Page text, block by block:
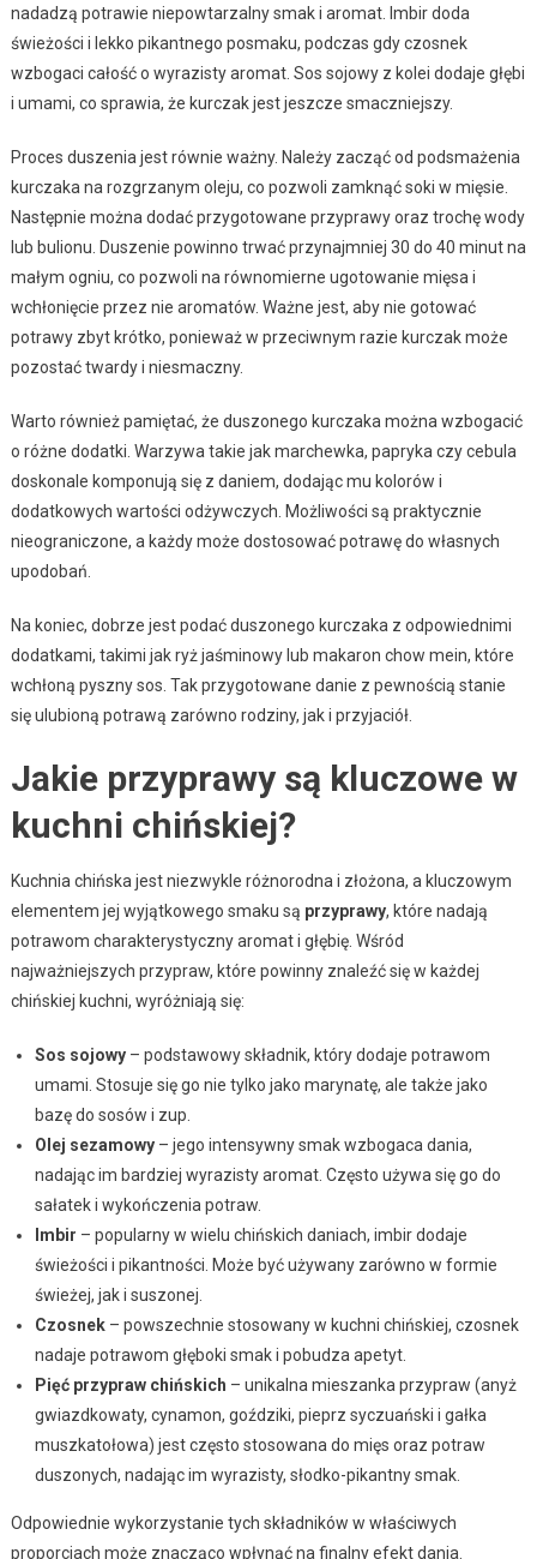
nadadzą potrawie niepowtarzalny smak i aromat. Imbir doda
świeżości i lekko pikantnego posmaku, podczas gdy czosnek
wzbogaci całość o wyrazisty aromat. Sos sojowy z kolei dodaje głębi
i umami, co sprawia, że kurczak jest jeszcze smaczniejszy.
Proces duszenia jest równie ważny. Należy zacząć od podsmażenia
kurczaka na rozgrzanym oleju, co pozwoli zamknąć soki w mięsie.
Następnie można dodać przygotowane przyprawy oraz trochę wody
lub bulionu. Duszenie powinno trwać przynajmniej 30 do 40 minut na
małym ogniu, co pozwoli na równomierne ugotowanie mięsa i
wchłonięcie przez nie aromatów. Ważne jest, aby nie gotować
potrawy zbyt krótko, ponieważ w przeciwnym razie kurczak może
pozostać twardy i niesmaczny.
Warto również pamiętać, że duszonego kurczaka można wzbogacić
o różne dodatki. Warzywa takie jak marchewka, papryka czy cebula
doskonale komponują się z daniem, dodając mu kolorów i
dodatkowych wartości odżywczych. Możliwości są praktycznie
nieograniczone, a każdy może dostosować potrawę do własnych
upodobań.
Na koniec, dobrze jest podać duszonego kurczaka z odpowiednimi
dodatkami, takimi jak ryż jaśminowy lub makaron chow mein, które
wchłoną pyszny sos. Tak przygotowane danie z pewnością stanie
się ulubioną potrawą zarówno rodziny, jak i przyjaciół.
Jakie przyprawy są kluczowe w
kuchni chińskiej?
Kuchnia chińska jest niezwykle różnorodna i złożona, a kluczowym
elementem jej wyjątkowego smaku są przyprawy, które nadają
potrawom charakterystyczny aromat i głębię. Wśród
najważniejszych przypraw, które powinny znaleźć się w każdej
chińskiej kuchni, wyróżniają się:
Sos sojowy– podstawowy składnik, który dodaje potrawom
umami. Stosuje się go nie tylko jako marynatę, ale także jako
bazę do sosów i zup.
Olej sezamowy– jego intensywny smak wzbogaca dania,
nadając im bardziej wyrazisty aromat. Często używa się go do
sałatek i wykończenia potraw.
Imbir – popularny w wielu chińskich daniach, imbir dodaje
świeżości i pikantności. Może być używany zarówno w formie
świeżej, jak i suszonej.
Czosnek– powszechnie stosowany w kuchni chińskiej, czosnek
nadaje potrawom głęboki smak i pobudza apetyt.
Pięć przypraw chińskich – unikalna mieszanka przypraw (anyż
gwiazdkowaty, cynamon, goździki, pieprz syczuański i gałka
muszkatołowa) jest często stosowana do mięs oraz potraw
duszonych, nadając im wyrazisty, słodko-pikantny smak.
Odpowiednie wykorzystanie tych składników w właściwych
proporcjach może znacząco wpłynąć na finalny efekt dania.